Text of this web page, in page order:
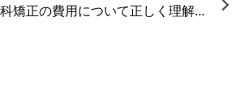
歯科矯正の費用について正しく理解する